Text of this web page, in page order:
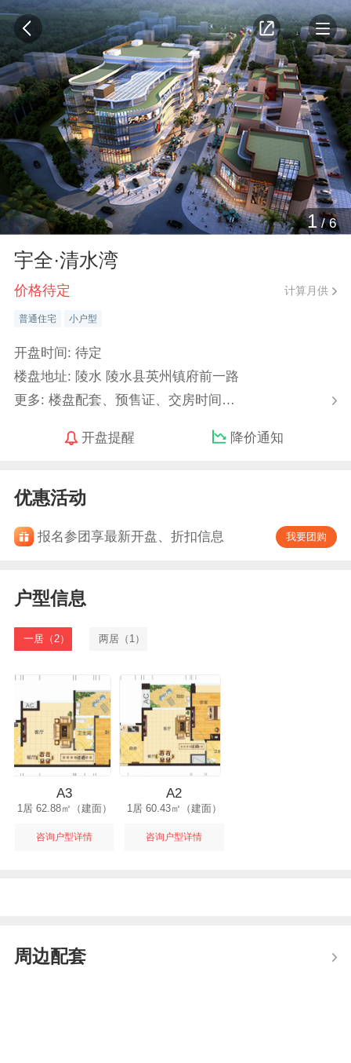
1/6
宇全·清水湾
价格待定 计算月供
普通住宅 小户型
开盘时间: 待定
楼盘地址: 陵水 陵水县英州镇府前一路
更多: 楼盘配套、预售证、交房时间…
开盘提醒 降价通知
优惠活动
报名参团享最新开盘、折扣信息 我要团购
户型信息
一居（2） 两居（1）
A3
1居 62.88㎡（建面）
咨询户型详情
A2
1居 60.43㎡（建面）
咨询户型详情
周边配套